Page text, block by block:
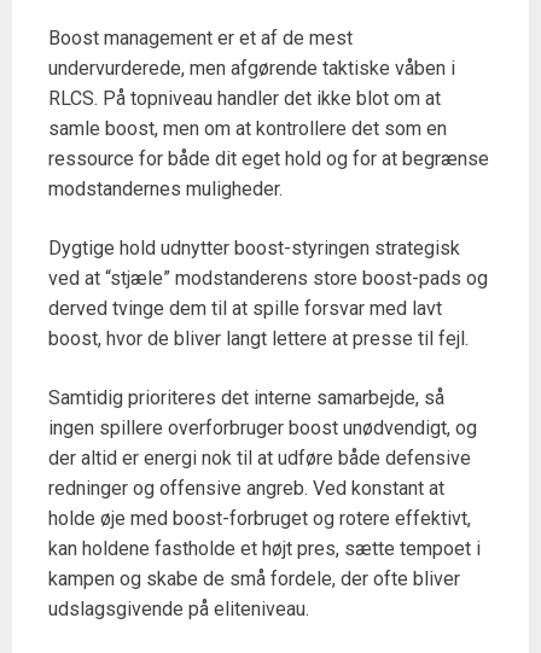
Boost management er et af de mest
undervurderede, men afgørende taktiske våben i
RLCS. På topniveau handler det ikke blot om at
samle boost, men om at kontrollere det som en
ressource for både dit eget hold og for at begrænse
modstandernes muligheder.
Dygtige hold udnytter boost-styringen strategisk
ved at “stjæle” modstanderens store boost-pads og
derved tvinge dem til at spille forsvar med lavt
boost, hvor de bliver langt lettere at presse til fejl.
Samtidig prioriteres det interne samarbejde, så
ingen spillere overforbruger boost unødvendigt, og
der altid er energi nok til at udføre både defensive
redninger og offensive angreb. Ved konstant at
holde øje med boost-forbruget og rotere effektivt,
kan holdene fastholde et højt pres, sætte tempoet i
kampen og skabe de små fordele, der ofte bliver
udslagsgivende på eliteniveau.